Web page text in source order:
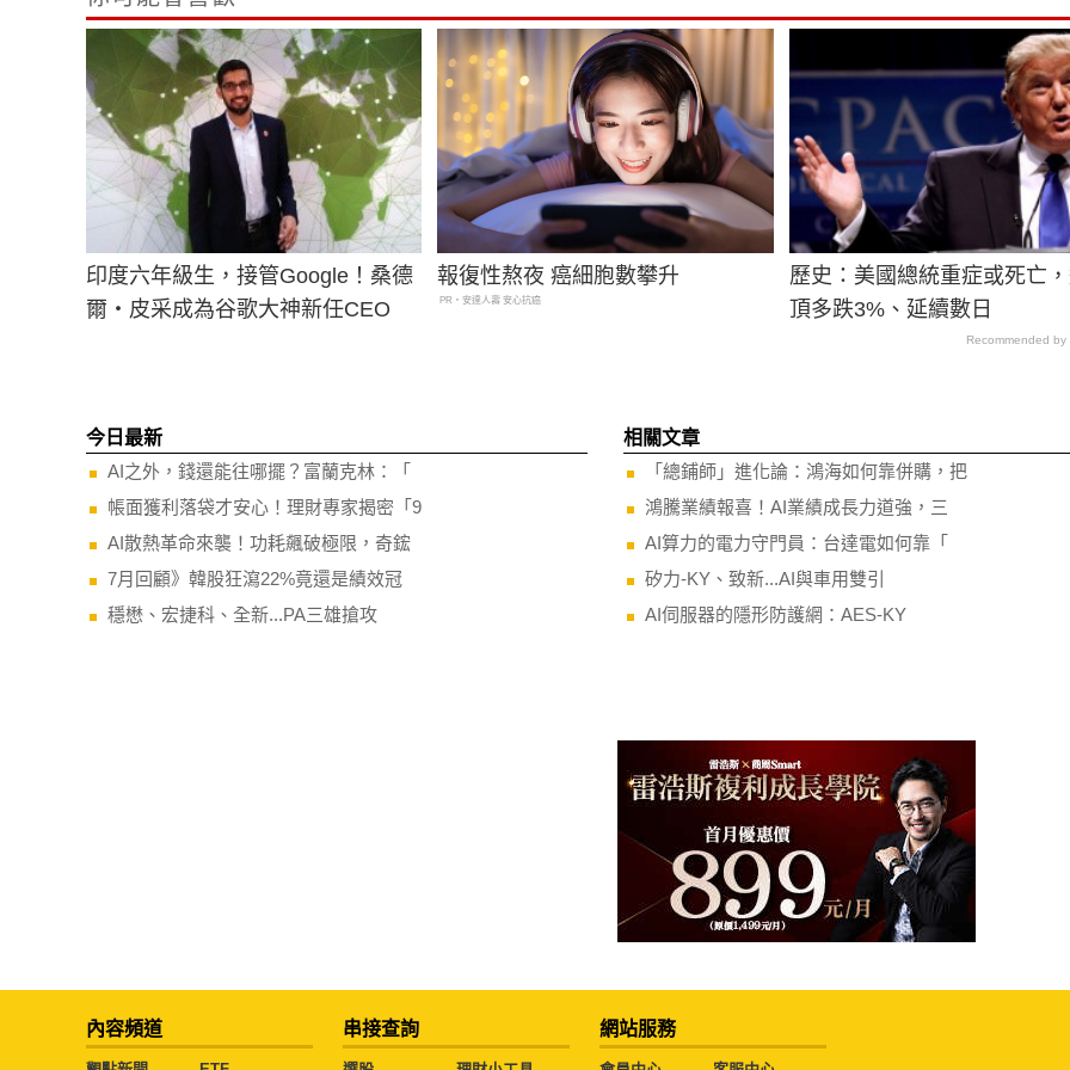
印度六年級生，接管Google！桑德
爾‧皮采成為谷歌大神新任CEO
報復性熬夜 癌細胞數攀升
PR・安達人壽 安心抗癌
歷史：美國總統重症或死亡
頂多跌3%、延續數日
Recommended by
今日最新
AI之外，錢還能往哪擺？富蘭克林：「
帳面獲利落袋才安心！理財專家揭密「9
AI散熱革命來襲！功耗飆破極限，奇鋐
7月回顧》韓股狂瀉22%竟還是績效冠
穩懋、宏捷科、全新...PA三雄搶攻
相關文章
「總鋪師」進化論：鴻海如何靠併購，把
鴻騰業績報喜！AI業績成長力道強，三
AI算力的電力守門員：台達電如何靠「
矽力-KY、致新...AI與車用雙引
AI伺服器的隱形防護網：AES-KY
內容頻道 串接查詢 網站服務